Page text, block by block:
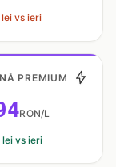
vs ieri
PREMIUM
RON/L
vs ieri